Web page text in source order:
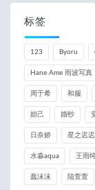
标签
123 Byoru
Hane Ame 雨波写真
周于希 和服
妲己 婚纱
日奈娇 星之迟迟
水淼aqua 王雨
蠢沫沫 陆萱萱